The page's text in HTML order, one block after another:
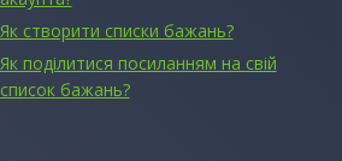
Як створити списки бажань?
Як поділитися посиланням на свій
список бажань?